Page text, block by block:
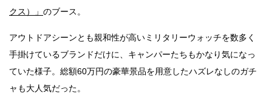
クス）」 のブース。
アウトドアシーンとも親和性が高いミリタリーウォッチを数多く
手掛けているブランドだけに、キャンパーたちもかなり気になっ
ていた様子。総額60万円の豪華景品を用意したハズレなしのガチ
ャも大人気だった。